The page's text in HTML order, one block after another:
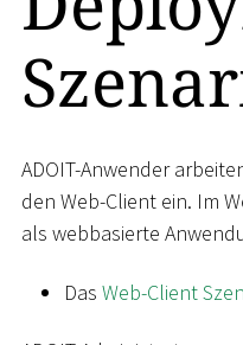
ADOIT-Anwender
den Web-Client ein. Im
als webbasierte
Das Web-Client